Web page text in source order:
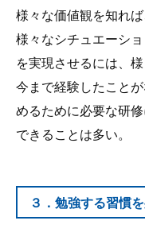
様々な価値観を知れ
様々なシチュエーシ
を実現させるには、
今まで経験したこと
めるために必要な研
できることは多い。
３．勉強する習慣